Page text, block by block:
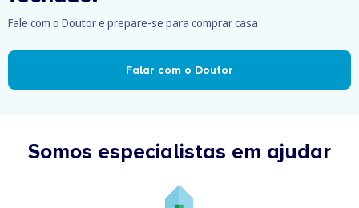
Fale com o Doutor e prepare-se para comprar casa
Falar com o Doutor
Somos especialistas em ajudar